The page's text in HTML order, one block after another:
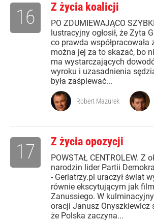
Z życia koalicji
PO ZDUMIEWAJĄCO
lustracyjny ogłosił, że Zyta
co prawda współpracowała
można jej za to skazać, bo
ma wystarczających
wyroku i uzasadnienia
była zaśpiewać...
16
Robert Mazurek
Z życia opozycji
POWSTAŁ CENTROLEW. Z
narodzin lider Partii
- Geriatrzy.pl uraczył świat
równie ekscytującym jak
Zanussiego. W
oracji Janusz Onyszkiewicz
że Polska zaczyna...
17